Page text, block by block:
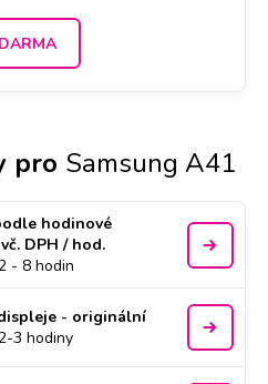
pro Samsung A41
hodinové
DPH / hod.
- 8 hodin
- originální
3 hodiny